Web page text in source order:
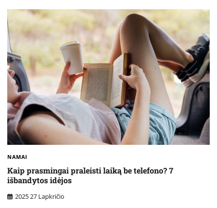
NAMAI
Kaip prasmingai praleisti laiką be telefono? 7
išbandytos idėjos
2025 27 Lapkričio